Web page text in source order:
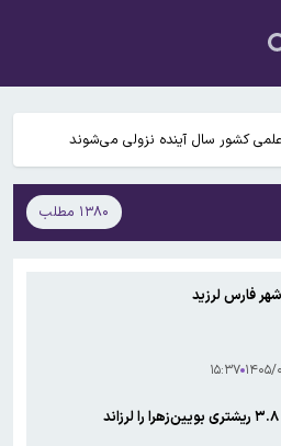
آریاشهر برای کارگران ذوب آهن تا
پخش ویدئوی پیکر حمیدرضا رجب‌زاده در
کشور سال آینده نزولی می‌شوند
مسکن در تله قیمت‌سازی سازندگان خرد
کل آمریکا انتخاب شد
آریاشهر برای کارگران ذوب آهن تا
پخش ویدئوی پیکر حمیدرضا رجب‌زاده در
۱۳۸۰ مطلب
فارس لرزید
۰۵/۱۷ ۱۵:۳۷